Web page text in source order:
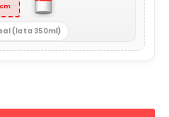
(lata 350ml)